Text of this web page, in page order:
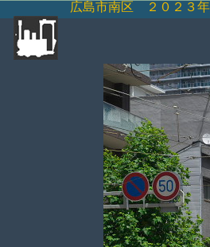
広島市南区 ２０２３年